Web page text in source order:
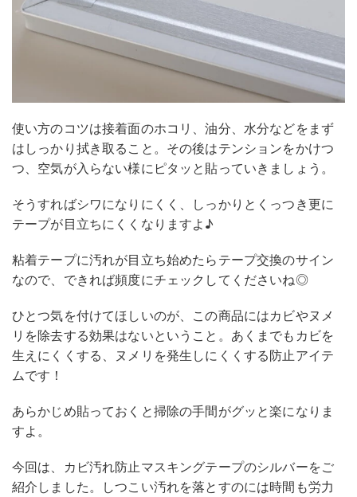
使い方のコツは接着面のホコリ、油分、水分などをまず
はしっかり拭き取ること。その後はテンションをかけつ
つ、空気が入らない様にピタッと貼っていきましょう。
そうすればシワになりにくく、しっかりとくっつき更に
テープが目立ちにくくなりますよ♪
粘着テープに汚れが目立ち始めたらテープ交換のサイン
なので、できれば頻度にチェックしてくださいね◎
ひとつ気を付けてほしいのが、この商品にはカビやヌメ
リを除去する効果はないということ。あくまでもカビを
生えにくくする、ヌメリを発生しにくくする防止アイテ
ムです！
あらかじめ貼っておくと掃除の手間がグッと楽になりま
すよ。
今回は、カビ汚れ防止マスキングテープのシルバーをご
紹介しました。しつこい汚れを落とすのには時間も労力